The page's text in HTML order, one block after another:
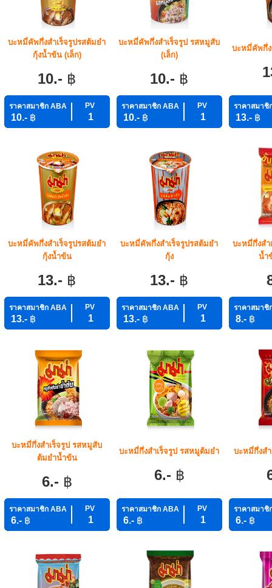
บะหมี่คัพกึ่งสำเร็จรูปรสต้มยำ
กุ้งน้ำข้น (เล็ก)
10.- ฿
ราคาสมาชิก ABA PV
10.- ฿ 1
บะหมี่คัพกึ่งสำเร็จรูป รสหมูสับ
(เล็ก)
10.- ฿
ราคาสมาชิก ABA PV
10.- ฿ 1
บะหมี่คัพกึ่
ราคาสมาชิ
13.- ฿
บะหมี่คัพกึ่งสำเร็จรูปรสต้มยำ
กุ้งน้ำข้น
13.- ฿
ราคาสมาชิก ABA PV
13.- ฿ 1
บะหมี่คัพกึ่งสำเร็จรูปรสต้มยำ
กุ้ง
13.- ฿
ราคาสมาชิก ABA PV
13.- ฿ 1
บะหมี่กึ่งสำ
น้ำ
ราคาสมาชิ
8.- ฿
บะหมี่กึ่งสำเร็จรูป รสหมูสับ
ต้มยำน้ำข้น
6.- ฿
ราคาสมาชิก ABA PV
6.- ฿ 1
บะหมี่กึ่งสำเร็จรูป รสหมูต้มยำ
6.- ฿
ราคาสมาชิก ABA PV
6.- ฿ 1
บะหมี่กึ่งส
ราคาสมาชิ
6.- ฿